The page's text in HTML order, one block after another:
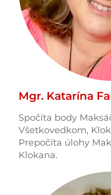
Mgr. Katarína
Spočíta body
Všetkovedkom,
Prepočíta úlohy
Klokana.